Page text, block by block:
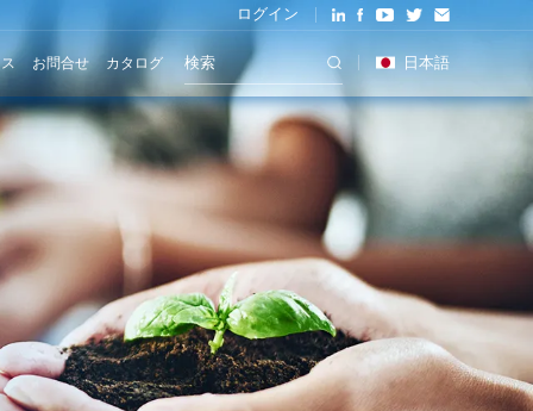
お問合せ カタログ
ログイン
日本語